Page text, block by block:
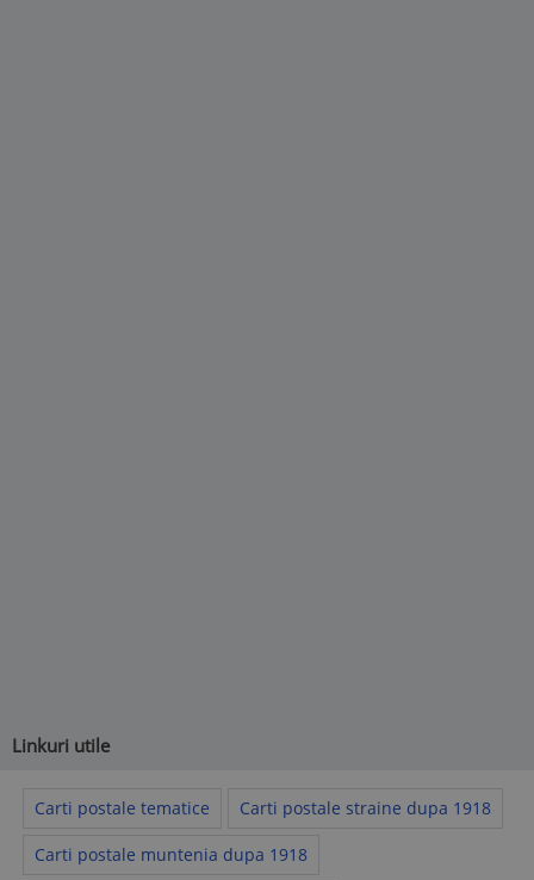
Linkuri utile
Carti postale tematice Carti postale straine dupa 1918
Carti postale muntenia dupa 1918